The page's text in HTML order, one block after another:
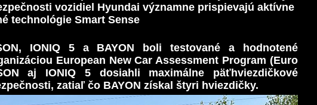
vozidiel Hyundai významne prispievajú aktívne
technológie Smart Sense
IONIQ 5 a BAYON boli testované a hodnotené
European New Car Assessment Program (Euro
aj IONIQ 5 dosiahli maximálne päťhviezdičkové
zatiaľ čo BAYON získal štyri hviezdičky.